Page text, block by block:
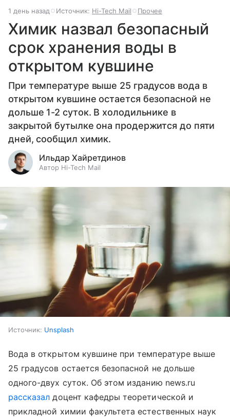
1 день назад Источник: Hi-Tech Mail Прочее
Химик назвал безопасный
срок хранения воды в
открытом кувшине
При температуре выше 25 градусов вода в
открытом кувшине остается безопасной не
дольше 1-2 суток. В холодильнике в
закрытой бутылке она продержится до пяти
дней, сообщил химик.
Ильдар Хайретдинов
Автор Hi-Tech Mail
Источник: Unsplash
Вода в открытом кувшине при температуре выше
25 градусов остается безопасной не дольше
одного-двух суток. Об этом изданию news.ru
рассказал доцент кафедры теоретической и
прикладной химии факультета естественных наук